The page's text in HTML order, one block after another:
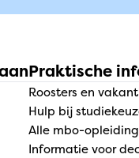
Praktische
Roosters en
Hulp bij
Alle mbo-
Informatie voor